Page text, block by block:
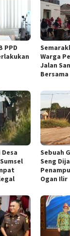
PPD
Warga
Jalan
Bersama
Sebuah
Seng
Ogan Ilir